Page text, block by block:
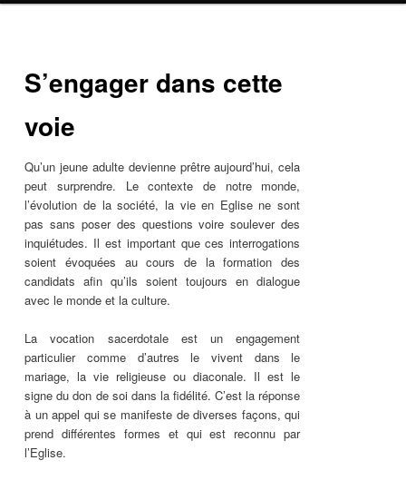
S’engager dans cette
voie
Qu’un jeune adulte devienne prêtre aujourd’hui, cela
peut surprendre. Le contexte de notre monde,
l’évolution de la société, la vie en Eglise ne sont
pas sans poser des questions voire soulever des
inquiétudes. Il est important que ces interrogations
soient évoquées au cours de la formation des
candidats afin qu’ils soient toujours en dialogue
avec le monde et la culture.
La vocation sacerdotale est un engagement
particulier comme d’autres le vivent dans le
mariage, la vie religieuse ou diaconale. Il est le
signe du don de soi dans la fidélité. C’est la réponse
à un appel qui se manifeste de diverses façons, qui
prend différentes formes et qui est reconnu par
l’Eglise.